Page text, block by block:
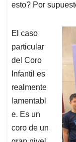
esto? Por
El caso
particular
del Coro
Infantil es
realmente
lamentabl
e. Es un
coro de un